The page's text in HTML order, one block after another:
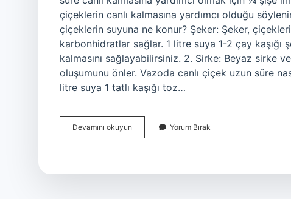
çiçeklerin canlı kalmasına yardımcı olduğu
çiçeklerin suyuna ne konur? Şeker: Şeker,
karbonhidratlar sağlar. 1 litre suya 1-2 çay kaşığı
kalmasını sağlayabilirsiniz. 2. Sirke: Beyaz sirke
oluşumunu önler. Vazoda canlı çiçek uzun süre
litre suya 1 tatlı kaşığı toz…
Devamını okuyun
Çiçek
Yorum Bırak